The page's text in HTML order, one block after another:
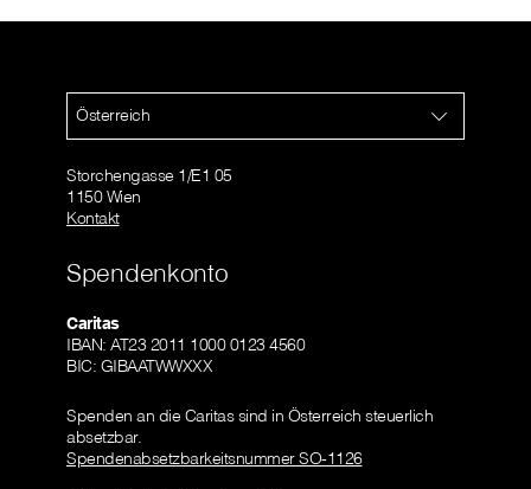
Österreich
Storchengasse 1/E1 05
1150 Wien
Kontakt
Spendenkonto
Caritas
IBAN: AT23 2011 1000 0123 4560
BIC: GIBAATWWXXX
Spenden an die Caritas sind in Österreich steuerlich
absetzbar.
Spendenabsetzbarkeitsnummer SO-1126